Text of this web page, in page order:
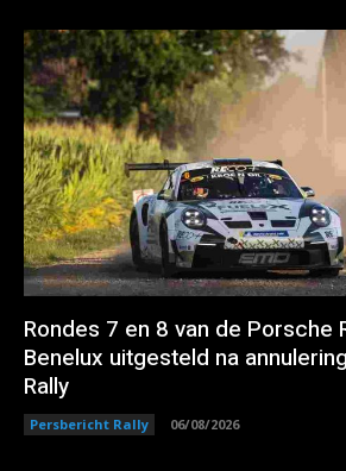
Rondes 7 en 8 van de Porsche
Benelux uitgesteld na
Rally
Persbericht Rally 06/08/2026